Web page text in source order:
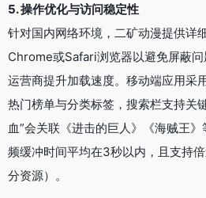
5. 操作优化与访问稳定性
针对国内网络环境，二矿动漫提供详
Chrome或Safari浏览器以避免屏蔽
运营商提升加载速度。移动端应用采
热门榜单与分类标签，搜索栏支持关
血”会关联《进击的巨人》《海贼王
频缓冲时间平均在3秒以内，且支持
分资源）。